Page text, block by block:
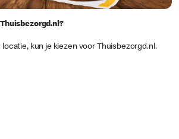
kun je kiezen voor Thuisbezorgd.nl.